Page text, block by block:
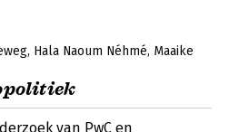
Hala Naoum Néhmé Maaike
van PwC en